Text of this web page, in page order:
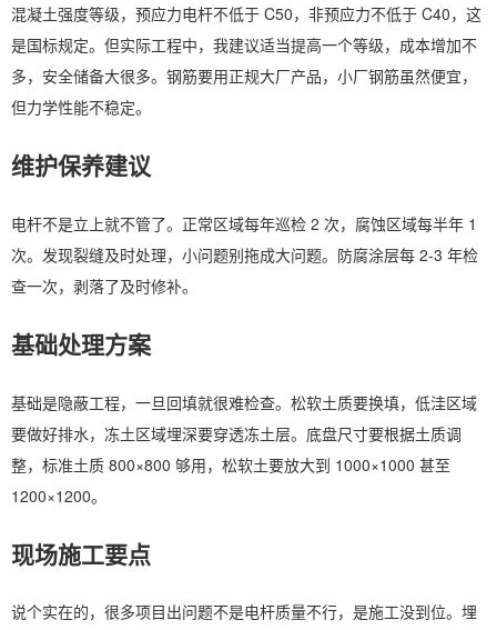
混凝土强度等级，预应力电杆不低于 C50，非预应力不低于 C40，这
是国标规定。但实际工程中，我建议适当提高一个等级，成本增加不
多，安全储备大很多。钢筋要用正规大厂产品，小厂钢筋虽然便宜，
但力学性能不稳定。
维护保养建议
电杆不是立上就不管了。正常区域每年巡检 2 次，腐蚀区域每半年 1
次。发现裂缝及时处理，小问题别拖成大问题。防腐涂层每 2-3 年检
查一次，剥落了及时修补。
基础处理方案
基础是隐蔽工程，一旦回填就很难检查。松软土质要换填，低洼区域
要做好排水，冻土区域埋深要穿透冻土层。底盘尺寸要根据土质调
整，标准土质 800×800 够用，松软土要放大到 1000×1000 甚至
1200×1200。
现场施工要点
说个实在的，很多项目出问题不是电杆质量不行，是施工没到位。埋